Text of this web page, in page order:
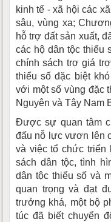
kinh tế - xã hội các
sâu, vùng xa;
hỗ trợ đất sản xuất,
các hộ dân tộc thiểu
chính sách trợ giá
thiểu số đặc biệt
với một số vùng đặc
Nguyên và Tây Nam
Được sự quan tâm
đấu nỗ lực vươn lên
và việc tổ chức triển
sách dân tộc, tình
dân tộc thiểu số và
quan trọng và đạt
trưởng khá, một bộ
túc đã biết chuyển